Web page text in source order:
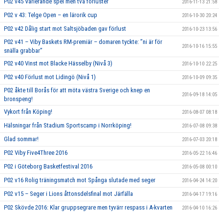
2016-11-13 21:58
P02 v 43: Telge Open – en lärorik cup 2016-10-30 20:24
P02 v42 Dålig start mot Saltsjöbaden gav förlust 2016-10-23 13:56
P02 v41 – Viby Baskets RM-premiär – domaren tyckte: ”ni är för
snälla grabbar”
2016-10-16 15:55
P02 v40 Vinst mot Blacke Hässelby (Nivå 3) 2016-10-10 22:25
P02 v40 Förlust mot Lidingö (Nivå 1) 2016-10-09 09:35
P02 åkte till Borås för att möta västra Sverige och knep en
bronspeng!
2016-09-18 14:05
Vykort från Köping! 2016-08-07 08:18
Hälsningar från Stadium Sportscamp i Norrköping! 2016-07-08 09:38
Glad sommar! 2016-07-03 20:18
P02 Viby Five4Three 2016 2016-05-22 16:46
P02 i Göteborg Basketfestival 2016 2016-05-08 00:10
P02 v16 Rolig träningsmatch mot Spånga slutade med seger 2016-04-24 14:20
P02 v15 – Seger i Lions åttonsdelsfinal mot Järfälla 2016-04-17 19:16
P02 Skövde 2016: Klar gruppsegrare men tyvärr respass i A-kvarten 2016-04-10 16:26